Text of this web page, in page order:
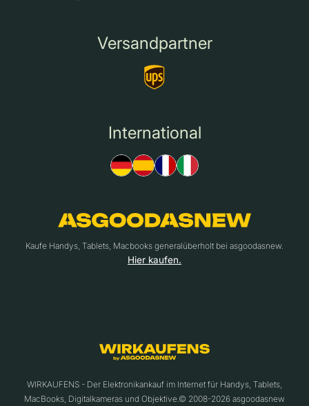
Versandpartner
International
Kaufe Handys, Tablets, Macbooks generalüberholt bei asgoodasnew.
Hier kaufen.
WIRKAUFENS - Der Elektronikankauf im Internet für Handys, Tablets,
MacBooks, Digitalkameras und Objektive.© 2008-2026 asgoodasnew